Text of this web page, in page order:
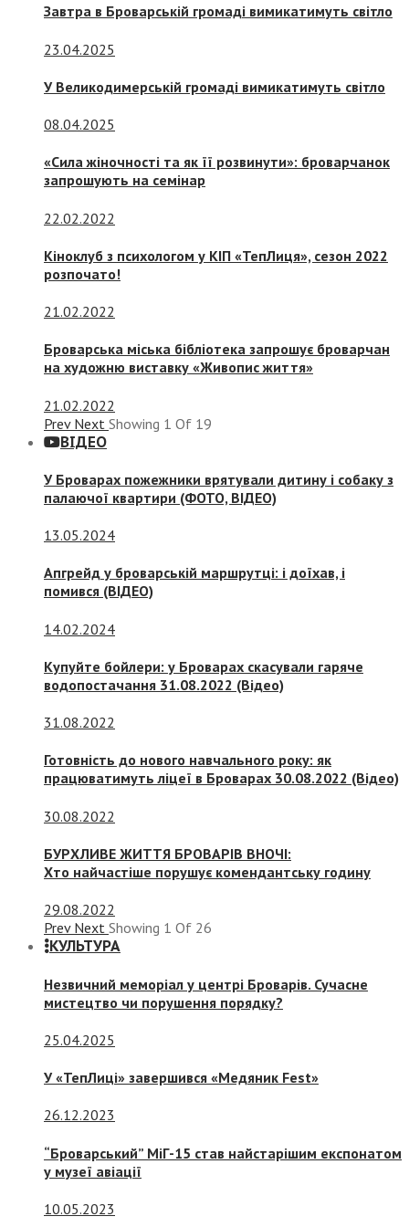
Завтра в Броварській громаді вимикатимуть світло
23.04.2025
У Великодимерській громаді вимикатимуть світло
08.04.2025
«Сила жіночності та як її розвинути»: броварчанок
запрошують на семінар
22.02.2022
Кіноклуб з психологом у КІП «ТепЛиця», сезон 2022
розпочато!
21.02.2022
Броварська міська бібліотека запрошує броварчан
на художню виставку «Живопис життя»
21.02.2022
Prev Next Showing 1 Of 19
ВІДЕО
У Броварах пожежники врятували дитину і собаку з
палаючої квартири (ФОТО, ВІДЕО)
13.05.2024
Апгрейд у броварській маршрутці: і доїхав, і
помився (ВІДЕО)
14.02.2024
Купуйте бойлери: у Броварах скасували гаряче
водопостачання 31.08.2022 (Відео)
31.08.2022
Готовність до нового навчального року: як
працюватимуть ліцеї в Броварах 30.08.2022 (Відео)
30.08.2022
БУРХЛИВЕ ЖИТТЯ БРОВАРІВ ВНОЧІ:
Хто найчастіше порушує комендантську годину
29.08.2022
Prev Next Showing 1 Of 26
КУЛЬТУРА
Незвичний меморіал у центрі Броварів. Сучасне
мистецтво чи порушення порядку?
25.04.2025
У «ТепЛиці» завершився «Медяник Fest»
26.12.2023
“Броварський” МіГ-15 став найстарішим експонатом
у музеї авіації
10.05.2023